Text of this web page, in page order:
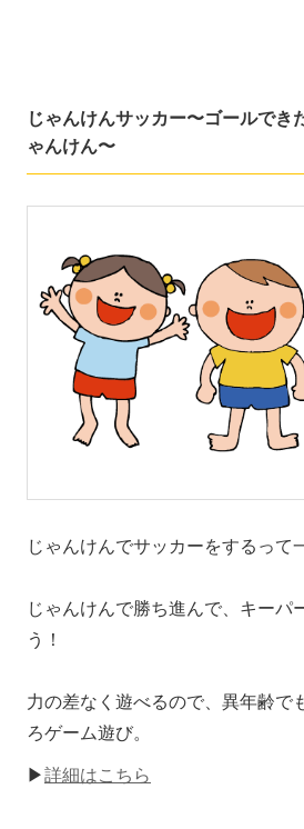
じゃんけんサッカー〜ゴールでき
ゃんけん〜
じゃんけんでサッカーをするって
じゃんけんで勝ち進んで、キーパ
う！
力の差なく遊べるので、異年齢で
ろゲーム遊び。
▶詳細はこちら